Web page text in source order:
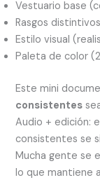
Vestuario base
Rasgos
Estilo visual
Paleta de color
Este mini
consistentes
Audio + edición:
consistentes se
Mucha gente se
lo que mantiene